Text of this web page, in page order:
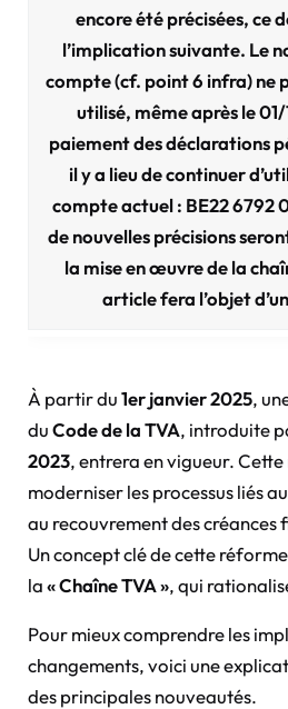
encore été précisées, ce
l’implication suivante. Le
compte (cf. point 6 infra) ne
utilisé, même après le
paiement des déclarations
il y a lieu de continuer
compte actuel : BE22 6792
de nouvelles précisions
la mise en œuvre de la
article fera l’objet
À partir du1er janvier 2025,
duCode de la TVA, introduite
2023, entrera en vigueur.
moderniser les processus liés
au recouvrement des créances
Un concept clé de cette
la« Chaîne TVA », qui
Pour mieux comprendre les
changements, voici une
des principales nouveautés.